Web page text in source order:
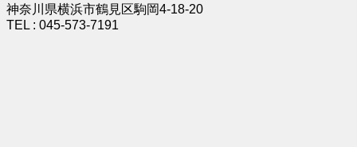
神奈川県横浜市鶴見区駒岡4-18-20
TEL : 045-573-7191